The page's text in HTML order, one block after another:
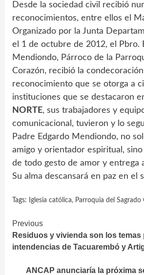
Desde la sociedad civil recibió
reconocimientos, entre ellos el
Organizado por la Junta
el 1 de octubre de 2012, el Pbro.
Mendiondo, Párroco de la
Corazón, recibió la
reconocimiento que se otorga a
instituciones que se destacaron
NORTE, sus trabajadores y
comunicacional, tuvieron y lo
Padre Edgardo Mendiondo, no
amigo y orientador espiritual,
de todo gesto de amor y entrega
Su alma descansará en paz en el
Tags: Iglesia católica, Parroquia del Sagrado
Continue
Reading
Previous
Residuos y vivienda son los
intendencias de Tacuarembó y
ANCAP anunciaría la próxima